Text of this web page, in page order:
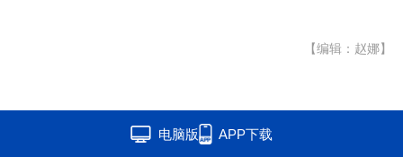
【编辑：赵娜】
电脑版 APP下载